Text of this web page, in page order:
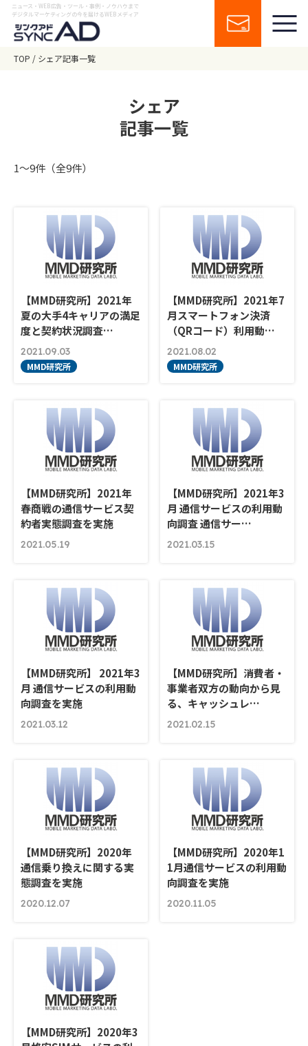
ニュース・WEB広告・ツール・事例・ノウハウまで
デジタルマーケティングの今を届けるWEBメディア
TOP シェア記事一覧
シェア
記事一覧
1〜9件（全9件）
【MMD研究所】2021年
夏の大手4キャリアの満足
度と契約状況調査…
2021.09.03
MMD研究所
【MMD研究所】2021年7
月スマートフォン決済
（QRコード）利用動…
2021.08.02
MMD研究所
【MMD研究所】2021年
春商戦の通信サービス契
約者実態調査を実施
2021.05.19
【MMD研究所】2021年3
月 通信サービスの利用動
向調査 通信サー…
2021.03.15
【MMD研究所】 2021年3
月 通信サービスの利用動
向調査を実施
2021.03.12
【MMD研究所】消費者・
事業者双方の動向から見
る、キャッシュレ…
2021.02.15
【MMD研究所】2020年
通信乗り換えに関する実
態調査を実施
2020.12.07
【MMD研究所】2020年1
1月通信サービスの利用動
向調査を実施
2020.11.05
【MMD研究所】2020年3